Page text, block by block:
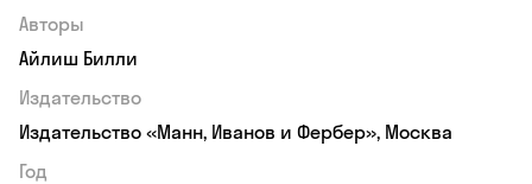
Авторы
Айлиш Билли
Издательство
Издательство «Манн, Иванов и Фербер», Москва
Год